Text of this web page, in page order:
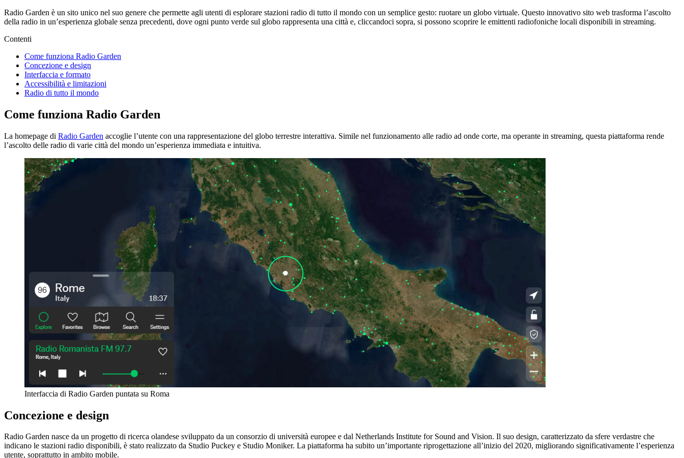
Radio Garden è un sito unico nel suo genere che permette agli utenti di esplorare stazioni radio di tutto il mondo con un semplice gesto: ruotare un globo virtuale. Questo innovativo sito web trasforma l’ascolto
della radio in un’esperienza globale senza precedenti, dove ogni punto verde sul globo rappresenta una città e, cliccandoci sopra, si possono scoprire le emittenti radiofoniche locali disponibili in streaming.
Contenti
Come funziona Radio Garden
Concezione e design
Interfaccia e formato
Accessibilità e limitazioni
Radio di tutto il mondo
Come funziona Radio Garden
La homepage di Radio Garden accoglie l’utente con una rappresentazione del globo terrestre interattiva. Simile nel funzionamento alle radio ad onde corte, ma operante in streaming, questa piattaforma rende
l’ascolto delle radio di varie città del mondo un’esperienza immediata e intuitiva.
Interfaccia di Radio Garden puntata su Roma
Concezione e design
Radio Garden nasce da un progetto di ricerca olandese sviluppato da un consorzio di università europee e dal Netherlands Institute for Sound and Vision. Il suo design, caratterizzato da sfere verdastre che
indicano le stazioni radio disponibili, è stato realizzato da Studio Puckey e Studio Moniker. La piattaforma ha subito un’importante riprogettazione all’inizio del 2020, migliorando significativamente l’esperienza
utente, soprattutto in ambito mobile.